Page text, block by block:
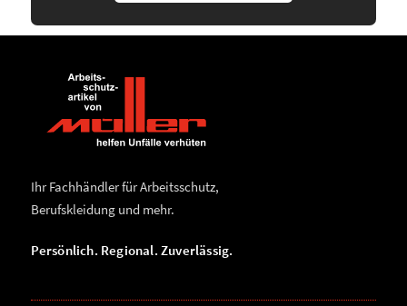
Ihr Fachhändler für Arbeitsschutz,
Berufskleidung und mehr.
Persönlich. Regional. Zuverlässig.